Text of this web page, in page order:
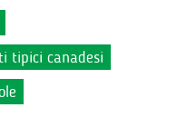
tipici canadesi